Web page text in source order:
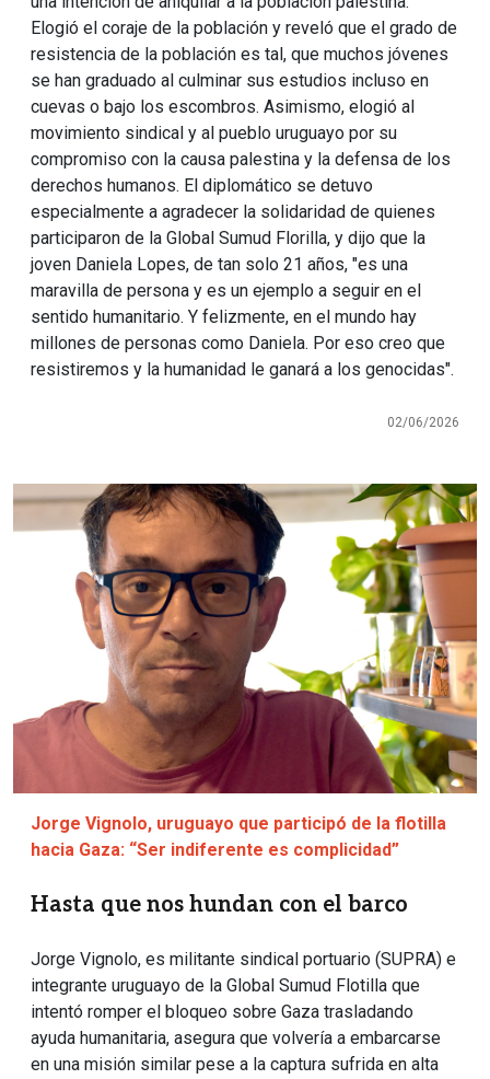
Elogió el coraje de la población y reveló que el grado de
resistencia de la población es tal, que muchos jóvenes
se han graduado al culminar sus estudios incluso en
cuevas o bajo los escombros. Asimismo, elogió al
movimiento sindical y al pueblo uruguayo por su
compromiso con la causa palestina y la defensa de los
derechos humanos. El diplomático se detuvo
especialmente a agradecer la solidaridad de quienes
participaron de la Global Sumud Florilla, y dijo que la
joven Daniela Lopes, de tan solo 21 años, "es una
maravilla de persona y es un ejemplo a seguir en el
sentido humanitario. Y felizmente, en el mundo hay
millones de personas como Daniela. Por eso creo que
resistiremos y la humanidad le ganará a los genocidas".
02/06/2026
Imagen
Jorge Vignolo, uruguayo que participó de la flotilla
hacia Gaza: “Ser indiferente es complicidad”
Hasta que nos hundan con el barco
Jorge Vignolo, es militante sindical portuario (SUPRA) e
integrante uruguayo de la Global Sumud Flotilla que
intentó romper el bloqueo sobre Gaza trasladando
ayuda humanitaria, asegura que volvería a embarcarse
en una misión similar pese a la captura sufrida en alta